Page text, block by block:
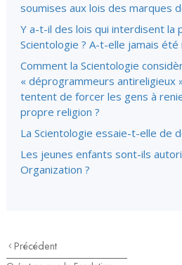
soumises aux lois des marques
Y a-t-il des lois qui interdisent la
Scientologie ? A-t-elle jamais été
Comment la Scientologie
« déprogrammeurs antireligieux
tentent de forcer les gens à
propre religion ?
La Scientologie essaie-t-elle de
Les jeunes enfants sont-ils
Organization ?
Précédent